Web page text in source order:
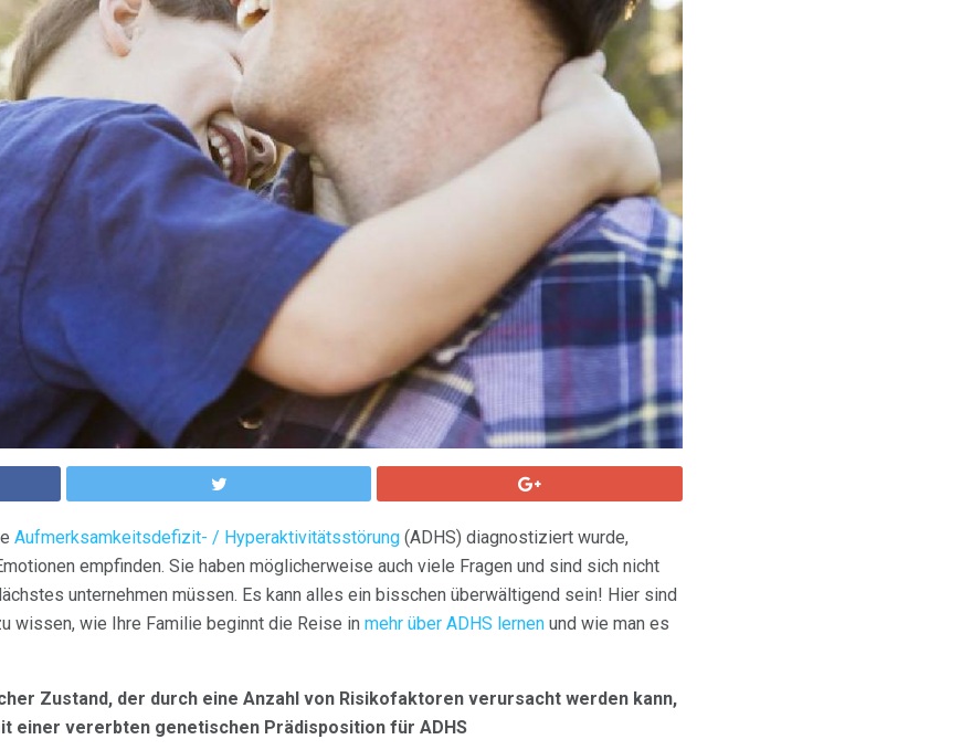
Aufmerksamkeitsdefizit- / Hyperaktivitätsstörung (ADHS) diagnostiziert wurde,
empfinden. Sie haben möglicherweise auch viele Fragen und sind sich nicht
unternehmen müssen. Es kann alles ein bisschen überwältigend sein! Hier sind
wissen, wie Ihre Familie beginnt die Reise in mehr über ADHS lernen und wie man es
Zustand, der durch eine Anzahl von Risikofaktoren verursacht werden kann,
einer vererbten genetischen Prädisposition für ADHS